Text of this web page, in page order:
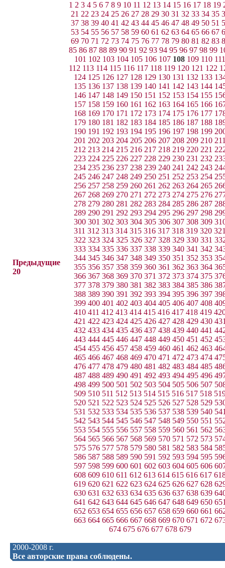
Предыдущие
20
1 2 3 4 5 6 7 8 9 10 11 12 13 14 15 16 17 18 19
21 22 23 24 25 26 27 28 29 30 31 32 33 34 35
37 38 39 40 41 42 43 44 45 46 47 48 49 50 51
53 54 55 56 57 58 59 60 61 62 63 64 65 66 67
69 70 71 72 73 74 75 76 77 78 79 80 81 82 83
85 86 87 88 89 90 91 92 93 94 95 96 97 98 99
101 102 103 104 105 106 107 108 109 110 111
112 113 114 115 116 117 118 119 120 121 122
124 125 126 127 128 129 130 131 132 133
135 136 137 138 139 140 141 142 143 144
146 147 148 149 150 151 152 153 154 155
157 158 159 160 161 162 163 164 165 166
168 169 170 171 172 173 174 175 176 177
179 180 181 182 183 184 185 186 187 188
190 191 192 193 194 195 196 197 198 199
201 202 203 204 205 206 207 208 209 210
212 213 214 215 216 217 218 219 220 221
223 224 225 226 227 228 229 230 231 232
234 235 236 237 238 239 240 241 242 243
245 246 247 248 249 250 251 252 253 254
256 257 258 259 260 261 262 263 264 265
267 268 269 270 271 272 273 274 275 276
278 279 280 281 282 283 284 285 286 287
289 290 291 292 293 294 295 296 297 298
300 301 302 303 304 305 306 307 308 309
311 312 313 314 315 316 317 318 319 320
322 323 324 325 326 327 328 329 330 331
333 334 335 336 337 338 339 340 341 342
344 345 346 347 348 349 350 351 352 353
355 356 357 358 359 360 361 362 363 364
366 367 368 369 370 371 372 373 374 375
377 378 379 380 381 382 383 384 385 386
388 389 390 391 392 393 394 395 396 397
399 400 401 402 403 404 405 406 407 408
410 411 412 413 414 415 416 417 418 419
421 422 423 424 425 426 427 428 429 430
432 433 434 435 436 437 438 439 440 441
443 444 445 446 447 448 449 450 451 452
454 455 456 457 458 459 460 461 462 463
465 466 467 468 469 470 471 472 473 474
476 477 478 479 480 481 482 483 484 485
487 488 489 490 491 492 493 494 495 496
498 499 500 501 502 503 504 505 506 507
509 510 511 512 513 514 515 516 517 518
520 521 522 523 524 525 526 527 528 529
531 532 533 534 535 536 537 538 539 540
542 543 544 545 546 547 548 549 550 551
553 554 555 556 557 558 559 560 561 562
564 565 566 567 568 569 570 571 572 573
575 576 577 578 579 580 581 582 583 584
586 587 588 589 590 591 592 593 594 595
597 598 599 600 601 602 603 604 605 606
608 609 610 611 612 613 614 615 616 617
619 620 621 622 623 624 625 626 627 628
630 631 632 633 634 635 636 637 638 639
641 642 643 644 645 646 647 648 649 650
652 653 654 655 656 657 658 659 660 661
663 664 665 666 667 668 669 670 671 672
674 675 676 677 678 679
2000-2008 г.
Все авторские права соблюдены.